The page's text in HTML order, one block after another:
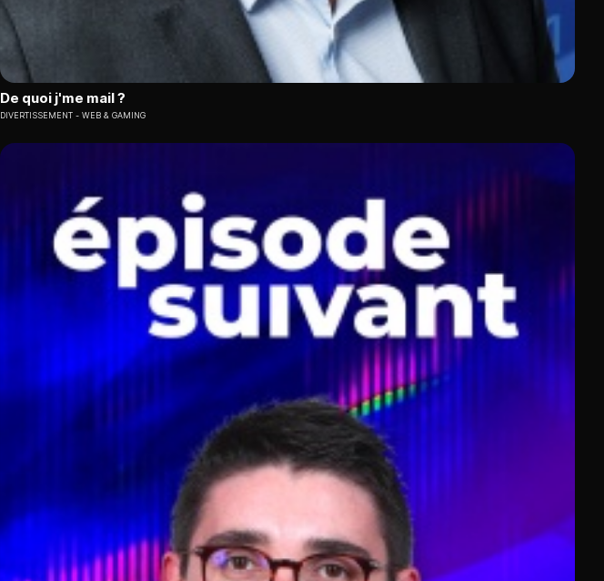
De quoi j'me mail ?
DIVERTISSEMENT WEB & GAMING